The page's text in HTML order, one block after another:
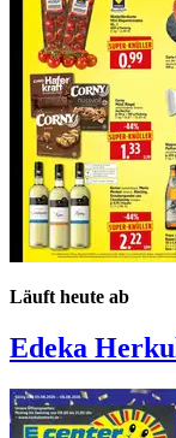
Läuft heute ab
Edeka